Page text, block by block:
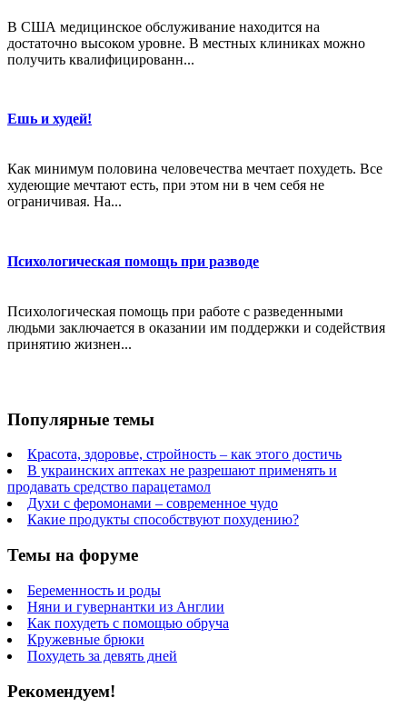
В США медицинское обслуживание находится на
достаточно высоком уровне. В местных клиниках можно
получить квалифицированн...
Ешь и худей!
Как минимум половина человечества мечтает похудеть. Все
худеющие мечтают есть, при этом ни в чем себя не
ограничивая. На...
Психологическая помощь при разводе
Психологическая помощь при работе с разведенными
людьми заключается в оказании им поддержки и содействия
принятию жизнен...
Популярные темы
Красота, здоровье, стройность – как этого достичь
В украинских аптеках не разрешают применять и
продавать средство парацетамол
Духи с феромонами – современное чудо
Какие продукты способствуют похудению?
Темы на форуме
Беременность и роды
Няни и гувернантки из Англии
Как похудеть с помощью обруча
Кружевные брюки
Похудеть за девять дней
Рекомендуем!